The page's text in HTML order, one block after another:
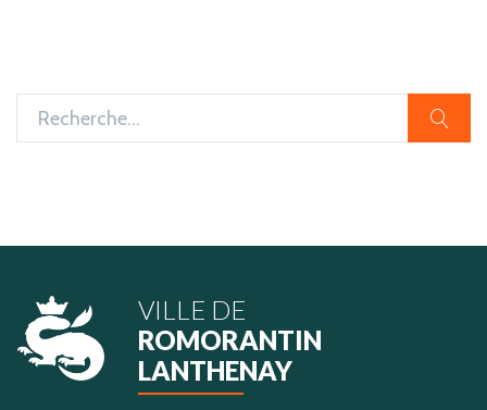
VILLE DE
ROMORANTIN
LANTHENAY